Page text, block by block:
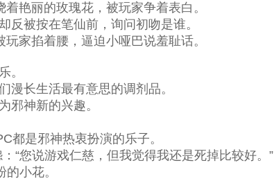
艳丽的玫瑰花，被玩家争着表白。
反被按在笔仙前，询问初吻是谁。
家掐着腰，逼迫小哑巴说羞耻话。
。
漫长生活最有意思的调剂品。
邪神新的兴趣。
都是邪神热衷扮演的乐子。
“您说游戏仁慈，但我觉得我还是死掉比较好。”
小花。